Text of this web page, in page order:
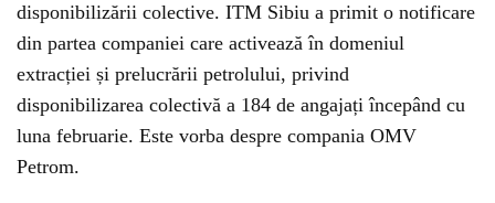
disponibilizării colective. ITM Sibiu a primit o notificare
din partea companiei care activează în domeniul
extracției și prelucrării petrolului, privind
disponibilizarea colectivă a 184 de angajați începând cu
luna februarie. Este vorba despre compania OMV
Petrom.